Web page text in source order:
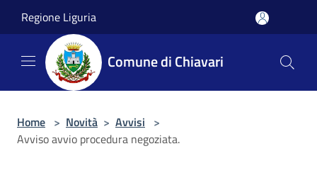
Regione Liguria
Comune di Chiavari
Home > Novità > Avvisi >
Avviso avvio procedura negoziata.